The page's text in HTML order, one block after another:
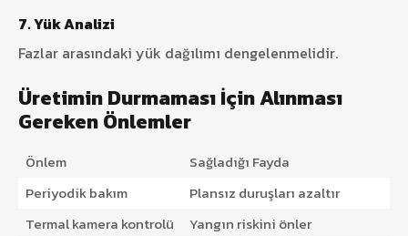
7. Yük Analizi
Fazlar arasındaki yük dağılımı dengelenmelidir.
Üretimin Durmaması İçin Alınması
Gereken Önlemler
Önlem
Sağladığı Fayda
Periyodik bakım
Plansız duruşları azaltır
Termal kamera kontrolü
Yangın riskini önler